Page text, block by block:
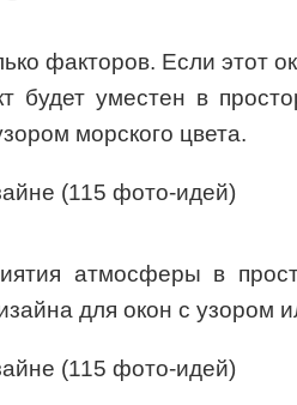
факторов. Если этот
будет уместен в
морского цвета.
атмосферы в
для окон с узором